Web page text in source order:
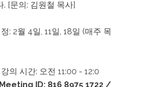
. [문의: 김원철 목사]
: 2월 4일, 11일, 18일 (매주 목
의 시간: 오전 11:00 - 12:0
Meeting ID: 816 8975 1722 /